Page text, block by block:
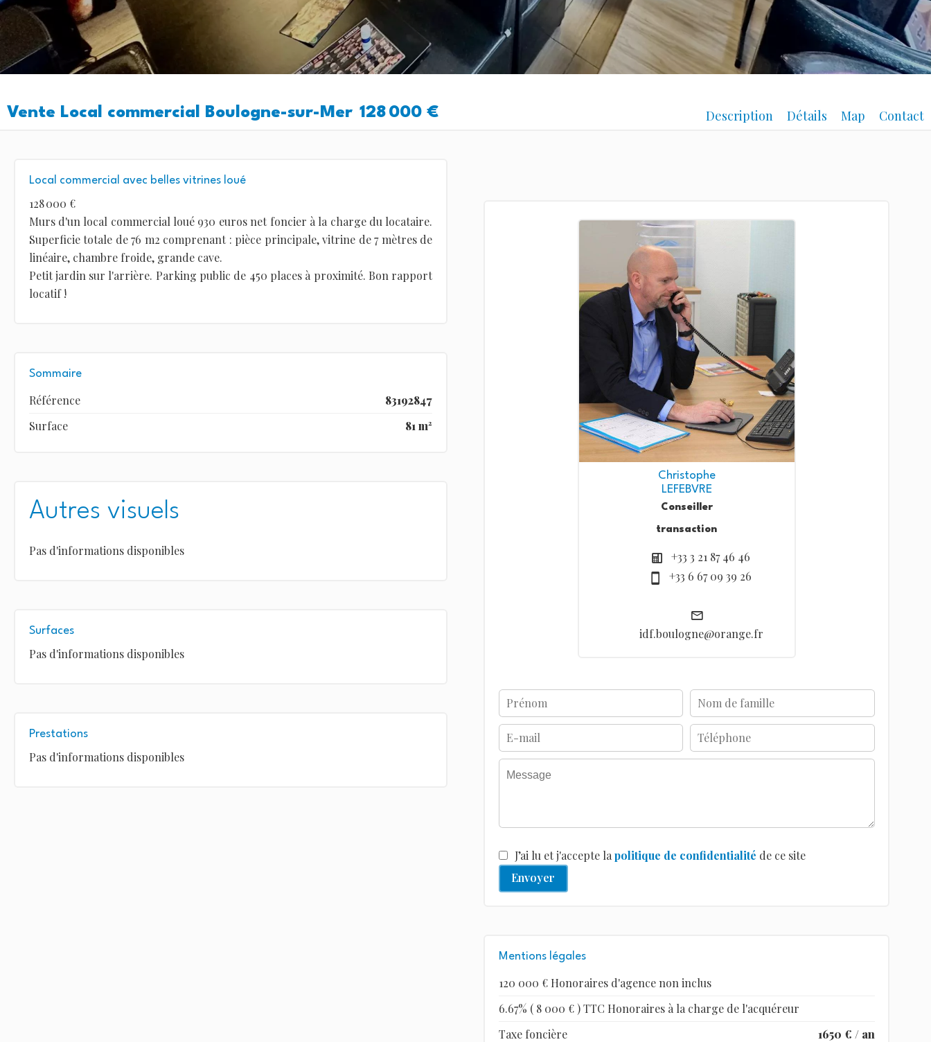
Vente Local commercial Boulogne-sur-Mer 128 000 € Description Détails Map Contact
Local commercial avec belles vitrines loué
128 000 €
Murs d'un local commercial loué 930 euros net foncier à la charge du locataire.
Superficie totale de 76 m2 comprenant : pièce principale, vitrine de 7 mètres de
linéaire, chambre froide, grande cave.
Petit jardin sur l'arrière. Parking public de 450 places à proximité. Bon rapport
locatif !
Sommaire
Référence
83192847
Surface
81 m²
Autres visuels
Pas d'informations disponibles
Surfaces
Pas d'informations disponibles
Prestations
Pas d'informations disponibles
Christophe
LEFEBVRE
Conseiller
transaction
+33 3 21 87 46 46
+33 6 67 09 39 26
idf.boulogne@orange.fr
J’ai lu et j'accepte la politique de confidentialité de ce site
Envoyer
Mentions légales
120 000 € Honoraires d'agence non inclus
6.67% ( 8 000 € ) TTC Honoraires à la charge de l'acquéreur
Taxe foncière
1650 € / an